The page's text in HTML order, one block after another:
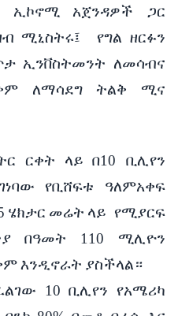
ኢኮኖሚ አጀንዳዎች
ጋር
ሚኒስትሩ፤ የግል ዘርፉን
ኢንቨስትመንት ለመሳብና
ለማሳደግ ትልቅ
ሚና
ርቀት ላይ በ10 ቢሊየን
የቢሸፍቱ
ዓለምአቀፍ
ሄክታር መሬት ላይ የሚያርፍ
በዓመት 110 ሚሊዮን
እንዲኖራት ያስችላል።
10ቢሊየን
የአሜሪካ